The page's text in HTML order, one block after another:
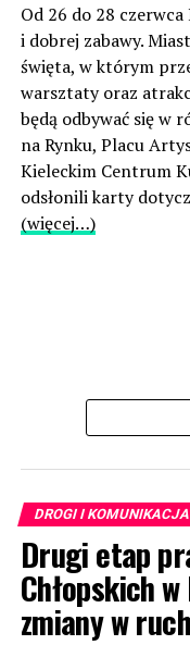
Od 26 do 28
i dobrej zabawy.
święta, w którym
warsztaty oraz
będą odbywać się w
na Rynku, Placu
Kieleckim Centrum
odsłonili karty
(więcej…)
DROGI I KOMUNIKACJA
Drugi etap
Chłopskich
zmiany w